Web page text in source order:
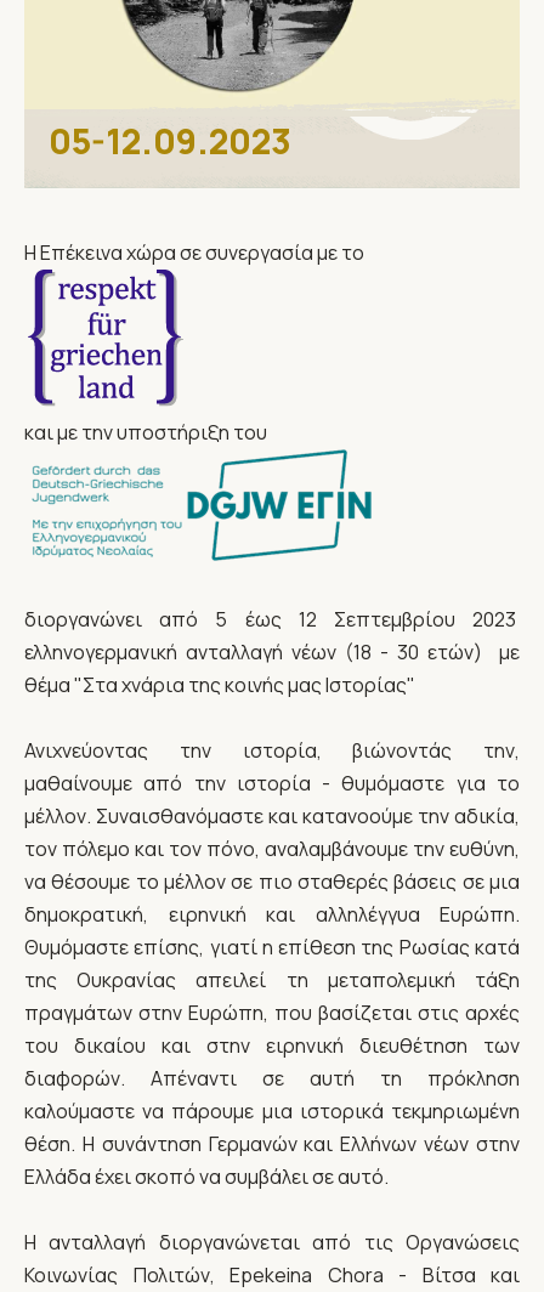
05-12.09.2023
Η Επέκεινα χώρα σε συνεργασία με το
και με την υποστήριξη του
διοργανώνει από 5 έως 12 Σεπτεμβρίου 2023
ελληνογερμανική ανταλλαγή νέων (18 - 30 ετών) με
θέμα "Στα χνάρια της κοινής μας Ιστορίας"
Ανιχνεύοντας την ιστορία, βιώνοντάς την,
μαθαίνουμε από την ιστορία - θυμόμαστε για το
μέλλον. Συναισθανόμαστε και κατανοούμε την αδικία,
τον πόλεμο και τον πόνο, αναλαμβάνουμε την ευθύνη,
να θέσουμε το μέλλον σε πιο σταθερές βάσεις σε μια
δημοκρατική, ειρηνική και αλληλέγγυα Ευρώπη.
Θυμόμαστε επίσης, γιατί η επίθεση της Ρωσίας κατά
της Ουκρανίας απειλεί τη μεταπολεμική τάξη
πραγμάτων στην Ευρώπη, που βασίζεται στις αρχές
του δικαίου και στην ειρηνική διευθέτηση των
διαφορών. Απέναντι σε αυτή τη πρόκληση
καλούμαστε να πάρουμε μια ιστορικά τεκμηριωμένη
θέση. Η συνάντηση Γερμανών και Ελλήνων νέων στην
Ελλάδα έχει σκοπό να συμβάλει σε αυτό.
Η ανταλλαγή διοργανώνεται από τις Οργανώσεις
Κοινωνίας Πολιτών, Epekeina Chora - Βίτσα και